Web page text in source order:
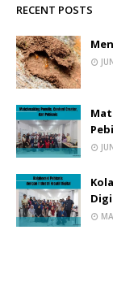
RECENT POSTS